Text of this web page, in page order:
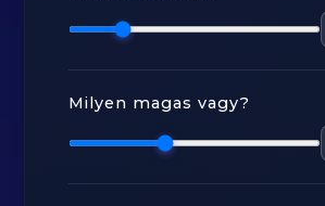
Milyen magas vagy?